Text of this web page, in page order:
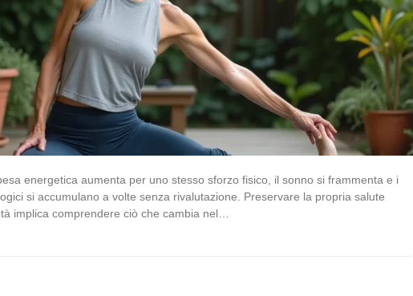
energetica aumenta per uno stesso sforzo fisico, il sonno si frammenta e i
si accumulano a volte senza rivalutazione. Preservare la propria salute
implica comprendere ciò che cambia nel…